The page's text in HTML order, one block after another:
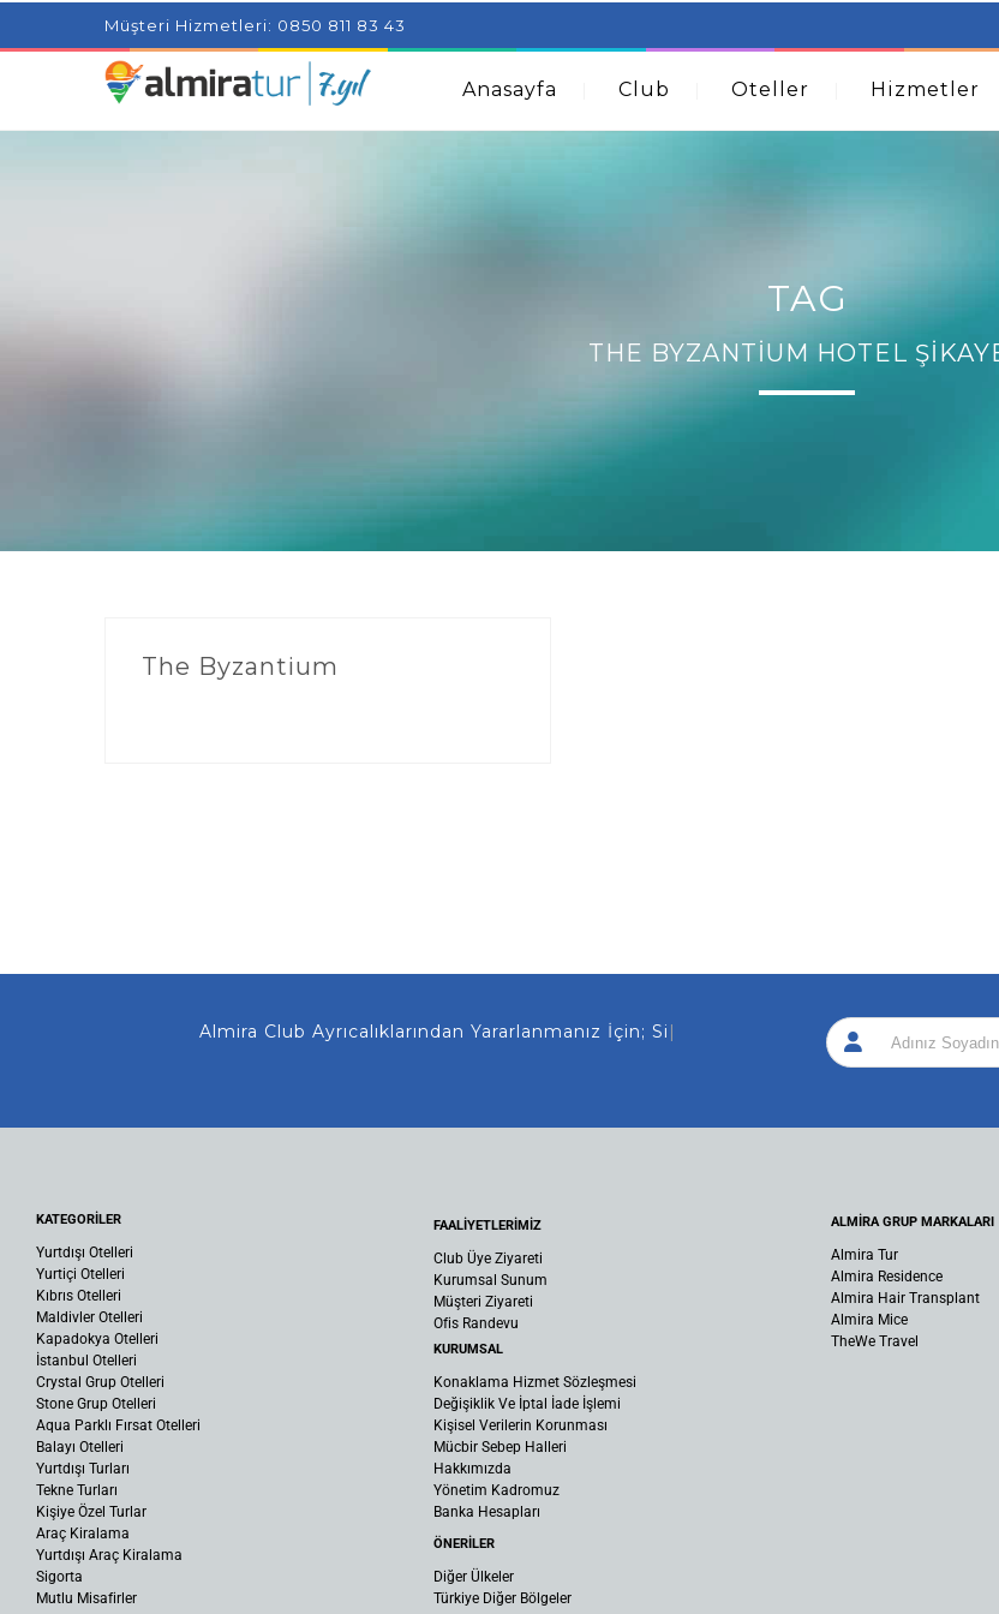
Project Milenial featuring news blogs and tutorials How A
Kids Amazingly Simple Skin Care Tips For People With Acne
Müşteri Hizmetleri: 0850 811 83 43
Anasayfa Club Oteller Hizmetler
TAG
THE BYZANTIUM HOTEL
The Byzantium
Almira Club Ayrıcalıklarından Yararlanmanız İçin; Sizi Ar
KATEGORİLER
Yurtdışı Otelleri
Yurtiçi Otelleri
Kıbrıs Otelleri
Maldivler Otelleri
Kapadokya Otelleri
İstanbul Otelleri
Crystal Grup Otelleri
Stone Grup Otelleri
Aqua Parklı Fırsat Otelleri
Balayı Otelleri
Yurtdışı Turları
Tekne Turları
Kişiye Özel Turlar
Araç Kiralama
Yurtdışı Araç Kiralama
Sigorta
Mutlu Misafirler
FAALİYETLERİMİZ
Club Üye Ziyareti
Kurumsal Sunum
Müşteri Ziyareti
Ofis Randevu
KURUMSAL
Konaklama Hizmet Sözleşmesi
Değişiklik Ve İptal İade İşlemi
Kişisel Verilerin Korunması
Mücbir Sebep Halleri
Hakkımızda
Yönetim Kadromuz
Banka Hesapları
ÖNERİLER
Diğer Ülkeler
Türkiye Diğer Bölgeler
ALMİRA GRUP MARKALARI
Almira Tur
Almira Residence
Almira Hair Transplant
Almira Mice
TheWe Travel